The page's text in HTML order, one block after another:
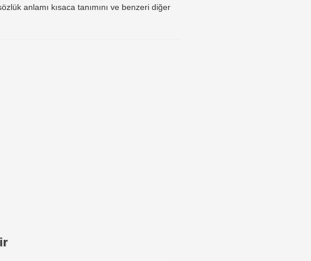
anlamı kısaca tanımını ve benzeri diğer